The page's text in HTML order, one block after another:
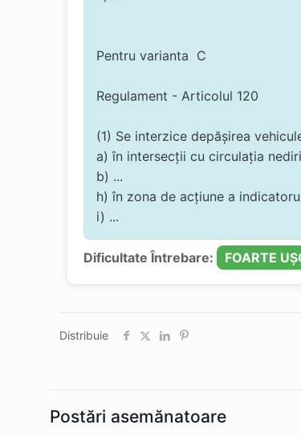
Pentru varianta C
Regulament - Articolul 120
(1) Se interzice depăşirea
a) în intersecţii cu circulaţia
b) ...
h) în zona de acţiune a
i) ...
Dificultate Întrebare: FOARTE
Distribuie
Postări asemănatoare